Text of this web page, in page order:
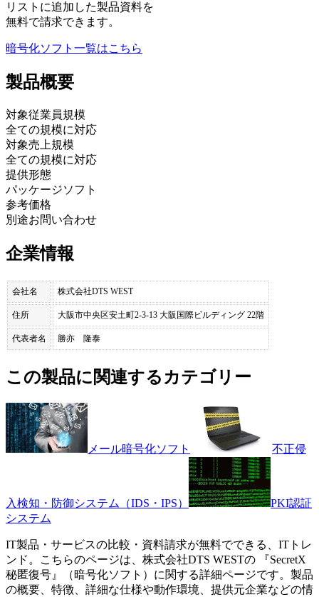
リストに追加した製品資料を
無料で請求できます。
暗号化ソフト 一覧はこちら
製品概要
対象従業員規模
全ての規模に対応
対象売上規模
全ての規模に対応
提供形態
パッケージソフト
参考価格
別途お問い合わせ
企業情報
会社名 株式会社DTS WEST
住所 大阪市中央区安土町2-3-13 大阪国際ビルディング 22階
代表者名 勝亦 隆泰
この製品に関連するカテゴリー
メール暗号化ソフト 不正侵
入検知・防御システム（IDS・IPS）
PKI認証
システム
IT製品・サービスの比較・資料請求が無料でできる、ITトレ
ンド。こちらのページは、 株式会社DTS WESTの 『SecretX
秘匿復号 』（暗号化ソフト ）に関する詳細ページです。製品
の概要、特徴、詳細な仕様や動作環境、提供元企業などの情